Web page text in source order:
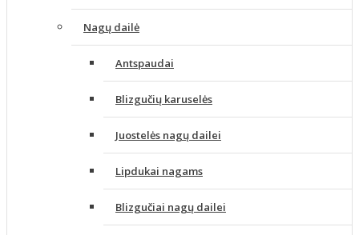
Nagų dailė
Antspaudai
Blizgučių karuselės
Juostelės nagų dailei
Lipdukai nagams
Blizgučiai nagų dailei